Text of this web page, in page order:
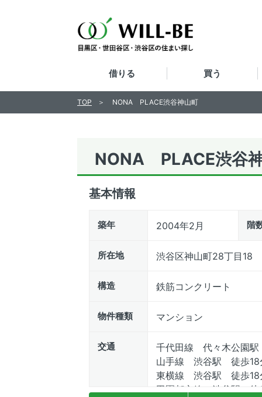
借りる 買う
NONA PLACE渋谷
基本情報
築年 2004年2月 階
所在地 渋谷区神山町28丁目18
構造 鉄筋コンクリート
物件種類 マンション
交通
千代田線 代々木公園
山手線 渋谷駅 徒歩18
東横線 渋谷駅 徒歩18
田園都市線 渋谷駅 徒
TOP NONA PLACE渋谷神山町